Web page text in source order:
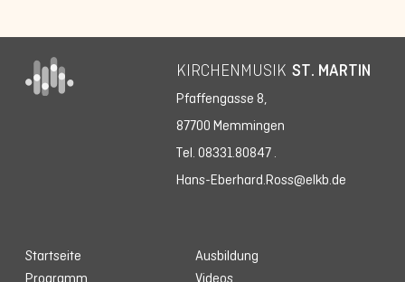
KIRCHENMUSIK ST. MARTIN
Pfaffengasse 8,
87700 Memmingen
Tel. 08331.80847
Hans-Eberhard.Ross@elkb.de
Startseite
Programm
Ausbildung
Videos